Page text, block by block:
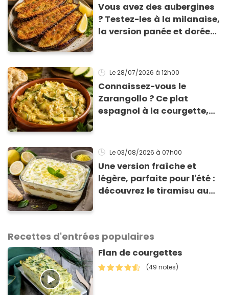
Vous avez des aubergines
? Testez-les à la milanaise,
la version panée et dorée
Le 28/07/2026 à 12h00
Connaissez-vous le
Zarangollo ? Ce plat
espagnol à la courgette,
Le 03/08/2026 à 07h00
Une version fraîche et
légère, parfaite pour l'été :
découvrez le tiramisu au
Recettes d'entrées populaires
Flan de courgettes
(49 notes)